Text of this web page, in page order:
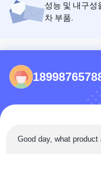
성능 및 내구성
차 부품.
86-0731-198823123-
Puooedr@maoyt.com
Good day, what